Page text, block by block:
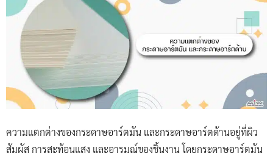
ความแตกต่างของกระดาษอาร์ตมัน และกระดาษอาร์ตด้านอยู่ที่ผิว
สัมผัส การสะท้อนแสง และอารมณ์ของชิ้นงาน โดยกระดาษอาร์ตมัน